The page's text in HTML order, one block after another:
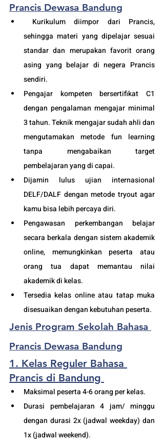
Prancis Dewasa Bandung
sehingga materi yang dipelajar sesuai
standar dan merupakan favorit orang
asing yang belajar di negera Prancis
sendiri.
Pengajar kompeten bersertifikat C1
dengan pengalaman mengajar minimal
3 tahun. Teknik mengajar sudah ahli dan
mengutamakan metode fun learning
tanpa mengabaikan target
pembelajaran yang di capai.
Dijamin lulus ujian internasional
DELF/DALF dengan metode tryout agar
kamu bisa lebih percaya diri.
Pengawasan perkembangan belajar
secara berkala dengan sistem akademik
online, memungkinkan peserta atau
orang tua dapat memantau nilai
akademik di kelas.
Tersedia kelas online atau tatap muka
disesuaikan dengan kebutuhan peserta.
Jenis Program Sekolah Bahasa
Prancis Dewasa Bandung
1. Kelas Reguler Bahasa
Prancis di Bandung
Maksimal peserta 4-6 orang per kelas.
Durasi pembelajaran 4 jam/ minggu
dengan durasi 2x (jadwal weekday) dan
1x (jadwal weekend).